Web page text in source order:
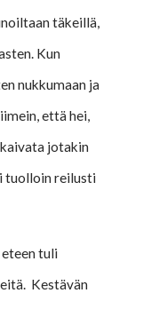
täkeillä,
Kun
nukkumaan ja
että hei,
jotakin
tuolloin reilusti
tuli
Kestävän